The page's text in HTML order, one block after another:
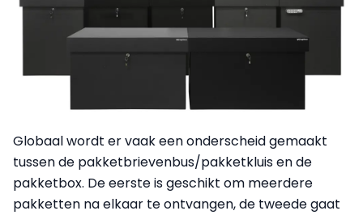
Globaal wordt er vaak een onderscheid gemaakt
tussen de pakketbrievenbus/pakketkluis en de
pakketbox. De eerste is geschikt om meerdere
pakketten na elkaar te ontvangen, de tweede gaat